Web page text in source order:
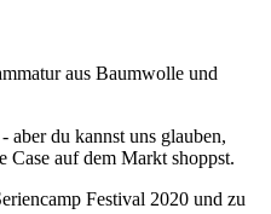
aus Baumwolle und
aber du kannst uns glauben,
Case auf dem Markt shoppst.
Festival 2020 und zu